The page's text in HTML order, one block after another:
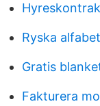
Ryska
Gratis
Fakturera